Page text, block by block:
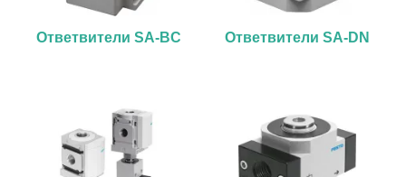
Ответвители SA-BC Ответвители SA-DN